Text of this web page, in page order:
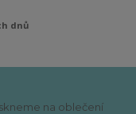
dnů
na oblečení